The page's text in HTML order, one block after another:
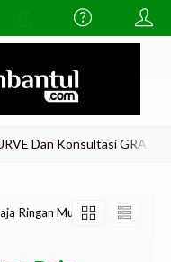
Dan Konsultasi
Ringan Murah